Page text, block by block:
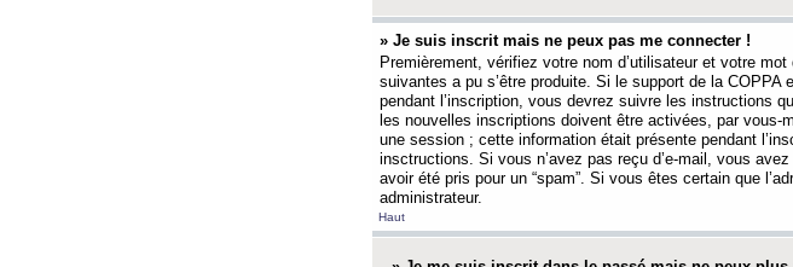
» Je suis inscrit mais ne peux pas me connecter !
Premièrement, vérifiez votre nom d’utilisateur et votre
suivantes a pu s’être produite. Si le support de la
pendant l’inscription, vous devrez suivre les instructions
les nouvelles inscriptions doivent être activées, par
une session ; cette information était présente pendant
insctructions. Si vous n’avez pas reçu d’e-mail, vous
avoir été pris pour un “spam”. Si vous êtes certain que
administrateur.
Haut